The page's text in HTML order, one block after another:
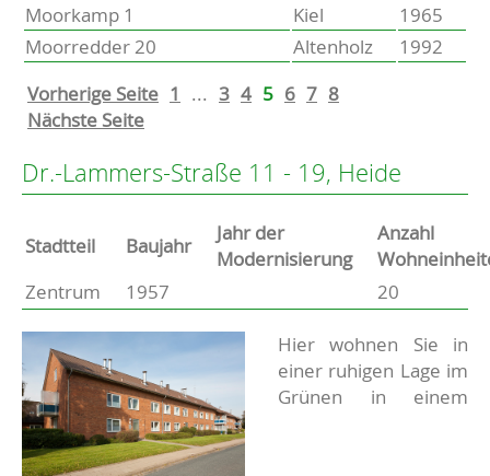
Moorkamp 1
Kiel
1965
Moorredder 20
Altenholz
1992
Vorherige Seite 1 ... 3 4 5 6 7 8
Nächste Seite
Dr.-Lammers-Straße 11 - 19, Heide
Stammdaten
Basisdaten zur Immobilie
Stadtteil Baujahr
Jahr der
Modernisierung
Anzahl
Zentrum
1957 20
Beschreibung
Hier wohnen Sie in
einer ruhigen Lage im
Grünen in einem